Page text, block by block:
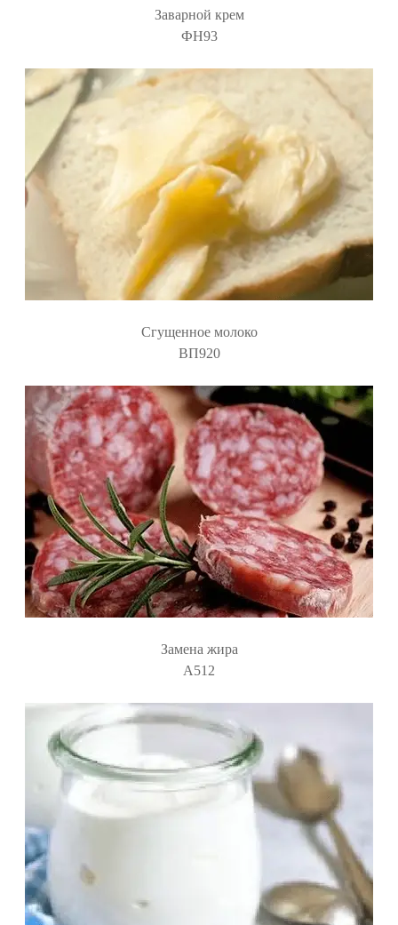
Заварной крем
ФН93
Сгущенное молоко
ВП920
Замена жира
А512